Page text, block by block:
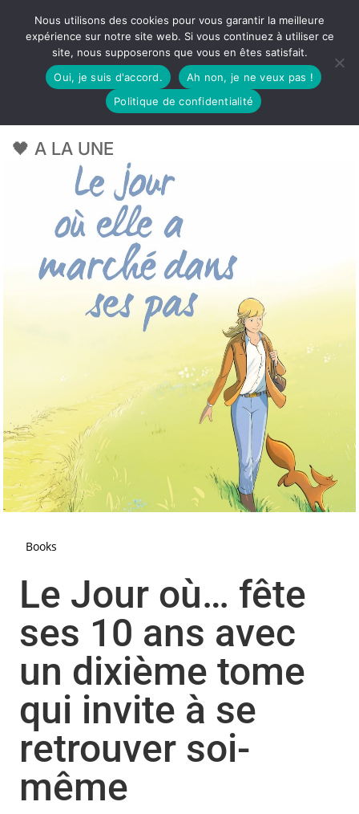
🖤 A LA UNE
Books
Le Jour où… fête
ses 10 ans avec
un dixième tome
qui invite à se
retrouver soi-
même
Nous utilisons des cookies pour vous garantir la meilleure
expérience sur notre site web. Si vous continuez à utiliser ce
site, nous supposerons que vous en êtes satisfait.
Oui, je suis d'accord.
Ah non, je ne veux pas !
Politique de confidentialité